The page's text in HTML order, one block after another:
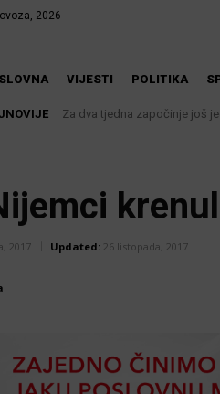
2026
VIJESTI POLITIKA
Za dva tjedna započinje još
U Županji održana Ljetna
2017 Updated: 26 listopada, 2017